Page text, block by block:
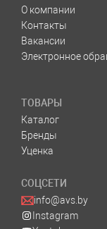
О компании
Контакты
Вакансии
Электронное
ТОВАРЫ
Каталог
Бренды
Уценка
СОЦСЕТИ
info@avs.by
Instagram